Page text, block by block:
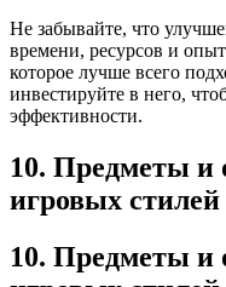
Не забывайте, что
времени, ресурсов и
которое лучше всего
инвестируйте в него,
эффективности.
10. Предметы и
игровых стилей
10. Предметы и